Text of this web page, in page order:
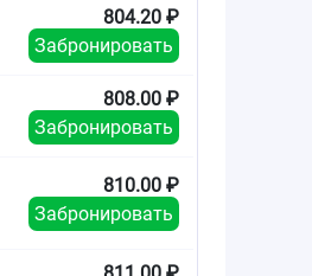
804.20 ₽
Забронировать
808.00 ₽
Забронировать
810.00 ₽
Забронировать